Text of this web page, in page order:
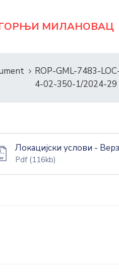
МИЛАНОВАЦ
ROP-GML-7483-
4-02-350-1/2024-29
Локацијски услови -
Pdf (116kb)